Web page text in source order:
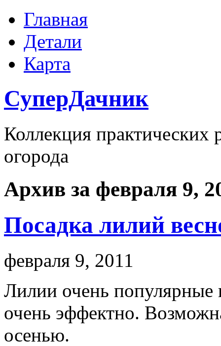
Главная
Детали
Карта
СуперДачник
Коллекция практических
огорода
Архив за февраля 9,
Посадка лилий
февраля 9, 2011
Лилии очень популярные
очень эффектно.
осенью.